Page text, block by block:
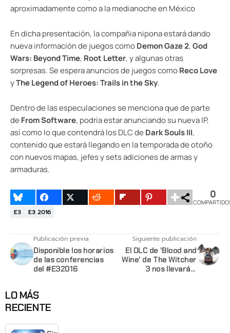
aproximadamente como a la medianoche en México
En dicha presentación, la compañia nipona estará dando
nueva información de juegos comoDemon Gaze 2,God
Wars: Beyond Time, Root Letter, y algunas otras
sorpresas. Se espera anuncios de juegos comoReco Love
yThe Legend of Heroes: Trails in the Sky.
Dentro de las especulaciones se menciona que de parte
de From Software, podría estar anunciando su nueva IP,
así como lo que contendrá los DLC de Dark Souls III,
contenido que estará llegando en la temporada de otoño
con nuevos mapas, jefes y sets adiciones de armas y
armaduras.
0
E3 E3 2016
Publicación previa
Disponible los horarios
de las conferencias
del #E32016
Siguiente publicación
El DLC de 'Blood and
Wine' de The Witcher
3 nos llevará a
LO MÁS
RECIENTE